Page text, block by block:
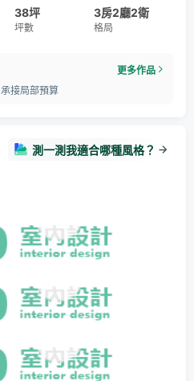
38坪
坪數
3房2廳2衛
格局
更多作品
承接局部預算
測一測我適合哪種風格？